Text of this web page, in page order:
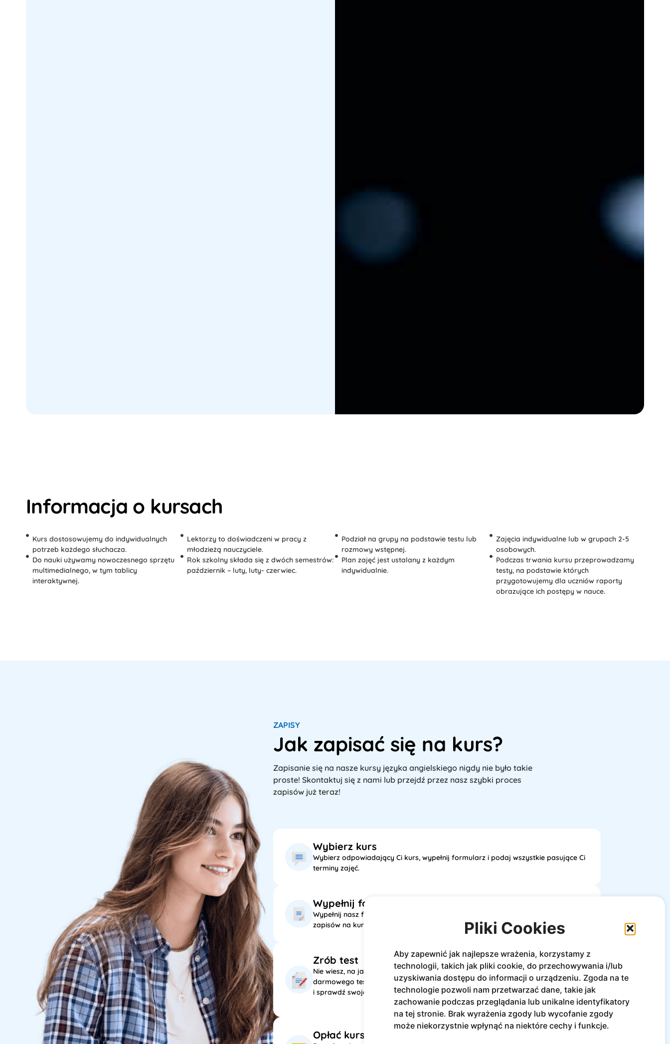
Pliki Cookies
Aby zapewnić jak najlepsze wrażenia, korzystamy z
technologii, takich jak pliki cookie, do przechowywania i/lub
uzyskiwania dostępu do informacji o urządzeniu. Zgoda na te
technologie pozwoli nam przetwarzać dane, takie jak
zachowanie podczas przeglądania lub unikalne identyfikatory
na tej stronie. Brak wyrażenia zgody lub wycofanie zgody
może niekorzystnie wpłynąć na niektóre cechy i funkcje.
Informacja o kursach
Kurs dostosowujemy do indywidualnych
potrzeb każdego słuchacza.
Lektorzy to doświadczeni w pracy z
młodzieżą nauczyciele.
Podział na grupy na podstawie testu lub
rozmowy wstępnej.
Zajęcia indywidualne lub w grupach 2-5
osobowych.
Do nauki używamy nowoczesnego sprzętu
multimedialnego, w tym tablicy
interaktywnej.
Rok szkolny składa się z dwóch semestrów:
październik – luty, luty- czerwiec.
Plan zajęć jest ustalany z każdym
indywidualnie.
Podczas trwania kursu przeprowadzamy
testy, na podstawie których
przygotowujemy dla uczniów raporty
obrazujące ich postępy w nauce.
ZAPISY
Jak zapisać się na kurs?
Zapisanie się na nasze kursy języka angielskiego nigdy nie było takie
proste! Skontaktuj się z nami lub przejdź przez nasz szybki proces
zapisów już teraz!
Wybierz kurs
Wybierz odpowiadający Ci kurs, wypełnij formularz i podaj wszystkie pasujące Ci
terminy zajęć.
Wypełnij formularz
Wypełnij nasz formularz kontaktowy, a skontaktujemy się z Tobą w sprawie
zapisów na kurs.
Zrób test
Nie wiesz, na jakim poziomie językowym się znajdujesz? Skorzystaj z naszego
darmowego testu językowego
i sprawdź swoje umiejętności już dziś!
Opłać kurs